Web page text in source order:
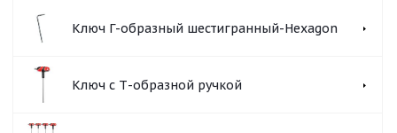
Ключ Г-образный шестигранный-Hexagon
Ключ с Т-образной ручкой